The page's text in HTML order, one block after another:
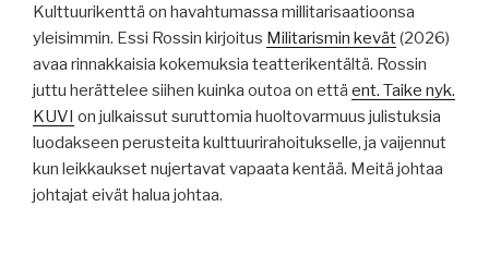
Kulttuurikenttä on havahtumassa millitarisaatioonsa
yleisimmin. Essi Rossin kirjoitus Militarismin kevät(2026)
avaa rinnakkaisia kokemuksia teatterikentältä. Rossin
juttu herättelee siihen kuinka outoa on että ent. Taike nyk.
KUVI on julkaissut suruttomia huoltovarmuus julistuksia
luodakseen perusteita kulttuurirahoitukselle, ja vaijennut
kun leikkaukset nujertavat vapaata kentää. Meitä johtaa
johtajat eivät halua johtaa.